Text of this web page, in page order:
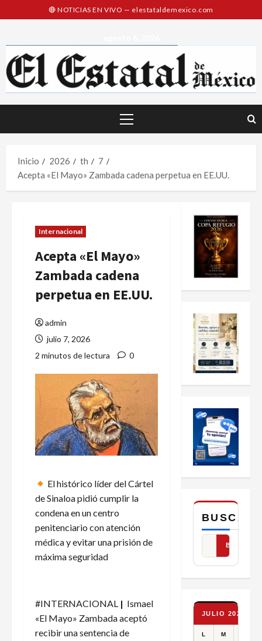
al
Menú
Inicio 2026 th
7
Acepta «El Mayo» Zambada cadena perpetua en EE.UU.
Internacional
Acepta «El Mayo»
Zambada cadena
perpetua en EE.UU.
admin
julio 7, 2026
2 minutos de lectura
0
El histórico líder del Cártel
de Sinaloa pidió cumplir la
condena en un centro
penitenciario con atención
médica y evitar una prisión de
máxima seguridad
#INTERNACIONAL | Ismael
«El Mayo» Zambada aceptó
recibir una sentencia de
BUSCAR
BUSCAR
JULIO 2026
L M